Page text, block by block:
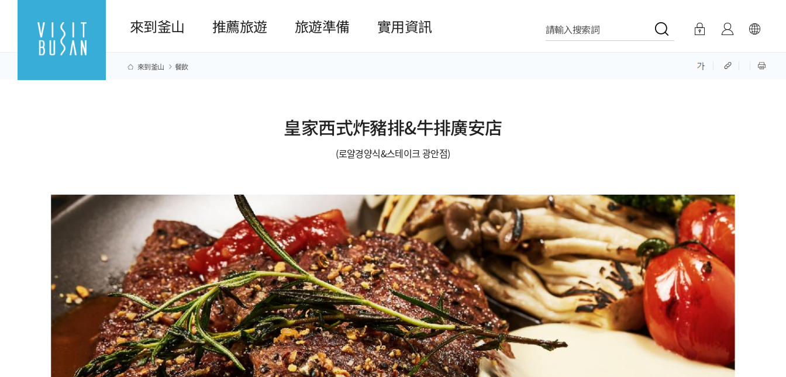
來到釜山 推薦旅遊 旅遊準備 實用資訊 請輸入搜索詞
來到釜山 餐飲
皇家西式炸豬排&牛排廣安店
(로얄경양식&스테이크 광안점)